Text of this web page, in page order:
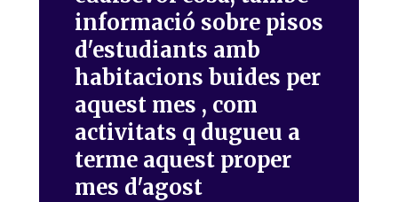
informació sobre pisos
d'estudiants amb
habitacions buides per
aquest mes , com
activitats q dugueu a
terme aquest proper
mes d'agost